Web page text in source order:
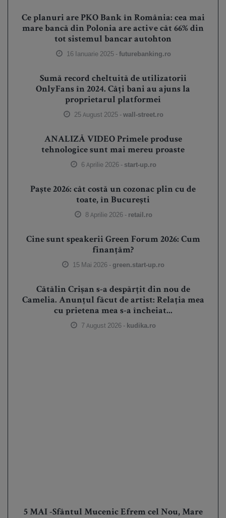
Ce planuri are PKO Bank în România: cea mai
mare bancă din Polonia are active cât 66% din
tot sistemul bancar autohton
16 Ianuarie 2025 -futurebanking.ro
Sumă record cheltuită de utilizatorii
OnlyFans în 2024. Câți bani au ajuns la
proprietarul platformei
25 August 2025 -wall-street.ro
ANALIZĂ VIDEO Primele produse
tehnologice sunt mai mereu proaste
6 Aprilie 2026 - start-up.ro
Paște 2026: cât costă un cozonac plin cu de
toate, în București
8 Aprilie 2026 - retail.ro
Cine sunt speakerii Green Forum 2026: Cum
finanțăm?
15 Mai 2026 - green.start-up.ro
Cătălin Crișan s-a despărțit din nou de
Camelia. Anunțul făcut de artist: Relația mea
cu prietena mea s-a încheiat...
7 August 2026 - kudika.ro
5 MAI -Sfântul Mucenic Efrem cel Nou, Mare